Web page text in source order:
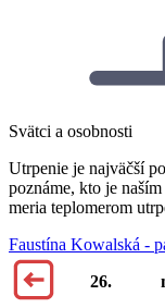
Svätci a osobnosti
Utrpenie je najväčší
poznáme, kto je
meria teplomerom
Faustína Kowalská -
26.